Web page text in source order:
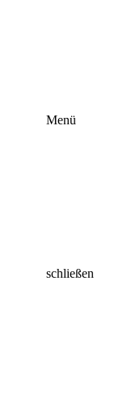
Menü
schließen